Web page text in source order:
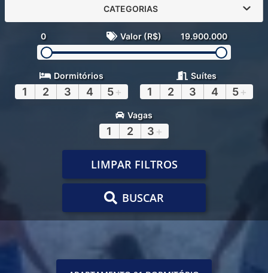
CATEGORIAS
0 Valor (R$) 19.900.000
Dormitórios
1 2 3 4 5+
Suítes
1 2 3 4 5+
Vagas
1 2 3 +
LIMPAR FILTROS
BUSCAR